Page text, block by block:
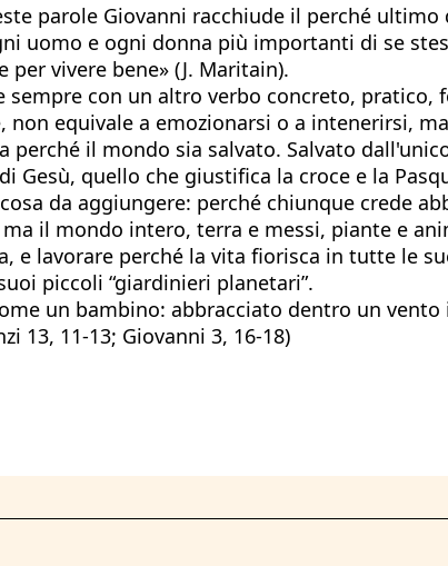
parole Giovanni racchiude il perché ultimo
uomo e ogni donna più importanti di se
vivere bene» (J. Maritain).
con un altro verbo concreto,
equivale a emozionarsi o a intenerirsi,
il mondo sia salvato. Salvato
Gesù, quello che giustifica la croce e la
da aggiungere: perché chiunque crede
il mondo intero, terra e messi, piante e
e lavorare perché la vita fiorisca in tutte le
piccoli “giardinieri planetari”.
un bambino: abbracciato dentro un
13, 11-13; Giovanni 3, 16-18)